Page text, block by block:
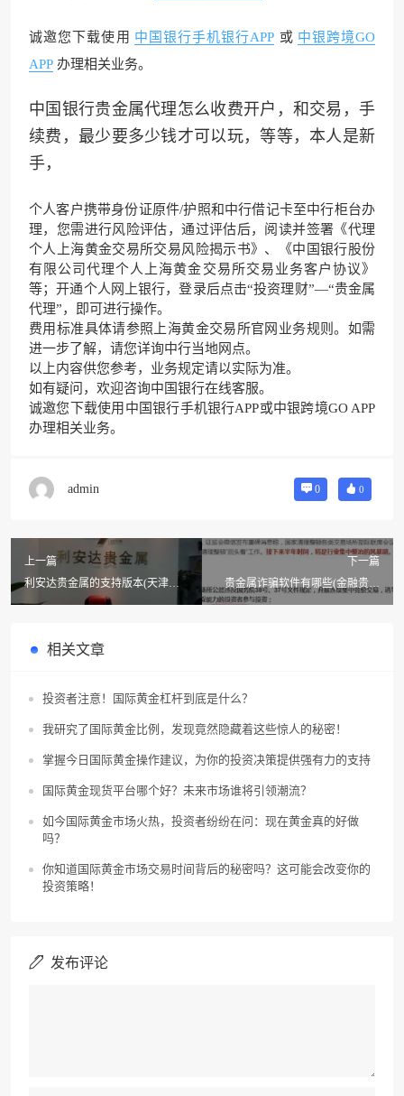
诚邀您下载使用 中国银行手机银行APP 或 中银跨境GO
APP 办理相关业务。
中国银行贵金属代理怎么收费开户，和交易，手
续费，最少要多少钱才可以玩，等等，本人是新
手，
个人客户携带身份证原件/护照和中行借记卡至中行柜台办
理，您需进行风险评估，通过评估后，阅读并签署《代理
个人上海黄金交易所交易风险揭示书》、《中国银行股份
有限公司代理个人上海黄金交易所交易业务客户协议》
等；开通个人网上银行，登录后点击“投资理财”—“贵金属
代理”，即可进行操作。
费用标准具体请参照上海黄金交易所官网业务规则。如需
进一步了解，请您详询中行当地网点。
以上内容供您参考，业务规定请以实际为准。
如有疑问，欢迎咨询中国银行在线客服。
诚邀您下载使用 中国银行手机银行APP或中银跨境GO APP
办理相关业务。
admin 0 0
上一篇
利安达贵金属的支持版本(天津利
安达贵金属杠杆是什么意思?)
下一篇
贵金属诈骗软件有哪些(金融贵金
相关文章
投资者注意！国际黄金杠杆到底是什么？
我研究了国际黄金比例，发现竟然隐藏着这些惊人的秘密！
掌握今日国际黄金操作建议，为你的投资决策提供强有力的支持
国际黄金现货平台哪个好？未来市场谁将引领潮流？
如今国际黄金市场火热，投资者纷纷在问：现在黄金真的好做
吗？
你知道国际黄金市场交易时间背后的秘密吗？这可能会改变你的
投资策略！
发布评论